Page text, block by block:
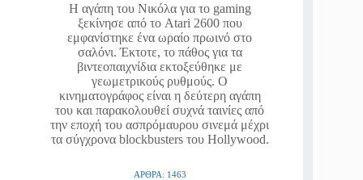
Η αγάπη του Νικόλα για το gaming
ξεκίνησε από το Atari 2600 που
εμφανίστηκε ένα ωραίο πρωινό στο
σαλόνι. Έκτοτε, το πάθος για τα
βιντεοπαιχνίδια εκτοξεύθηκε με
γεωμετρικούς ρυθμούς. Ο
κινηματογράφος είναι η δεύτερη αγάπη
του και παρακολουθεί συχνά ταινίες από
την εποχή του ασπρόμαυρου σινεμά μέχρι
τα σύγχρονα blockbusters του Hollywood.
ΆΡΘΡΑ: 1463